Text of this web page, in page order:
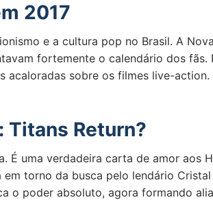
2017
e a cultura pop no Brasil. A
fortemente o calendário dos fãs.
acaloradas sobre os filmes live-
Titans Return?
É uma verdadeira carta de amor
torno da busca pelo lendário
o poder absoluto, agora formando